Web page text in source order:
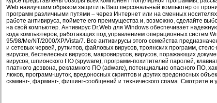
Web наилучшим образом защитить Ваш персональный компьютер от
программ различными путями – через Интернет или на сменных
работе антивируса, поймете его преимущества и, возможно, сделайте
на свой компьютер. Антивирус Dr.Web для Windows обеспечивает
кода компьютеров, работающих под управлением операционных систем
95/98/Me/NT/2000/XP/Vista/7. Все антивирусы этого семейства
и сетевых червей, руткитов, файловых вирусов, троянских программ,
вирусов, бестелесных вирусов, макровирусов, вирусов, поражающих
вирусов, шпионского ПО (spyware), программ-похитителей паролей,
платного дозвона, рекламного ПО (adware), потенциально опасного ПО,
люков, программ-шуток, вредоносных скриптов и других вредоносных
скаминг-, фарминг-, фишинг-сообщений и технического спама. Смотрите и